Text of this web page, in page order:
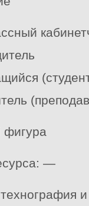
фигура
—